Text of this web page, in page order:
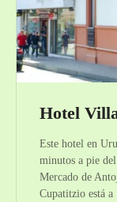
Hotel
Este hotel en
minutos a pie
Mercado de
Cupatitzio está